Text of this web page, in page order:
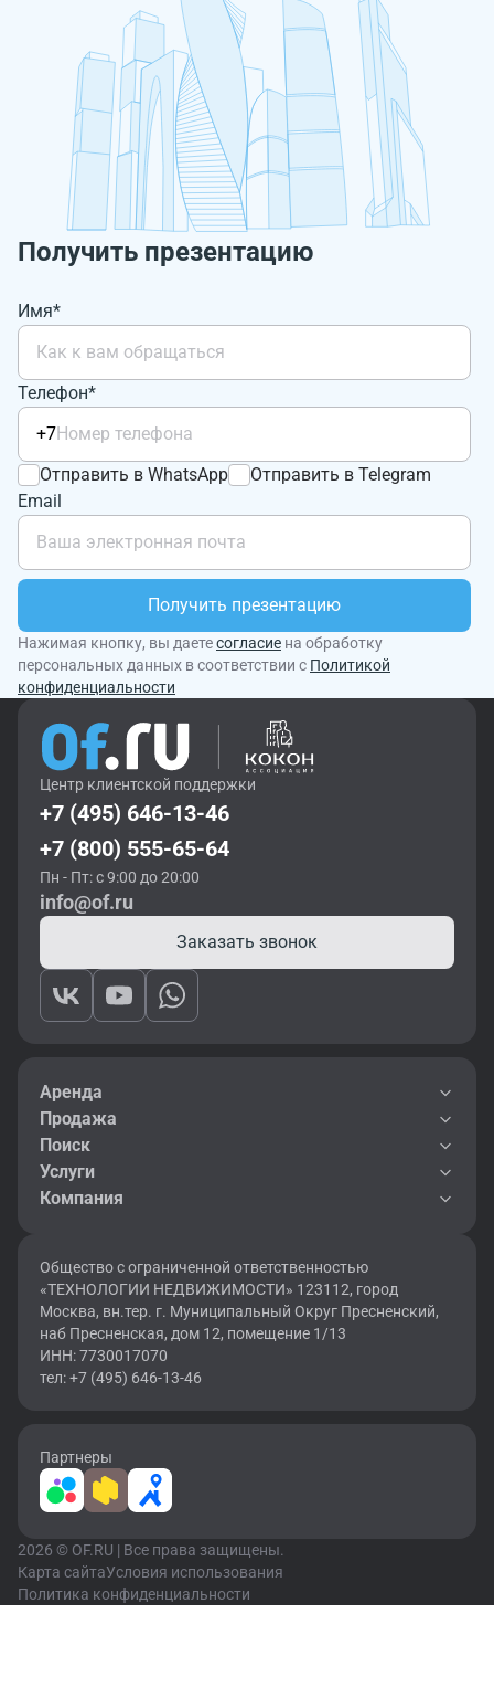
Получить презентацию
Имя*
Телефон*
+7
Отправить в WhatsApp
Отправить в Telegram
Email
Получить презентацию
Нажимая кнопку, вы даетесогласие на обработку
персональных данных в соответствии с Политикой
конфиденциальности
Центр клиентской поддержки
+7 (495) 646-13-46
+7 (800) 555-65-64
Пн - Пт: с 9:00 до 20:00
info@of.ru
Заказать звонок
Аренда
Продажа
Поиск
Услуги
Компания
Общество с ограниченной ответственностью
«ТЕХНОЛОГИИ НЕДВИЖИМОСТИ» 123112, город
Москва, вн.тер. г. Муниципальный Округ Пресненский,
наб Пресненская, дом 12, помещение 1/13
ИНН: 7730017070
тел: +7 (495) 646-13-46
Партнеры
2026 © OF.RU | Все права защищены.
Карта сайтаУсловия использования
Политика конфиденциальности